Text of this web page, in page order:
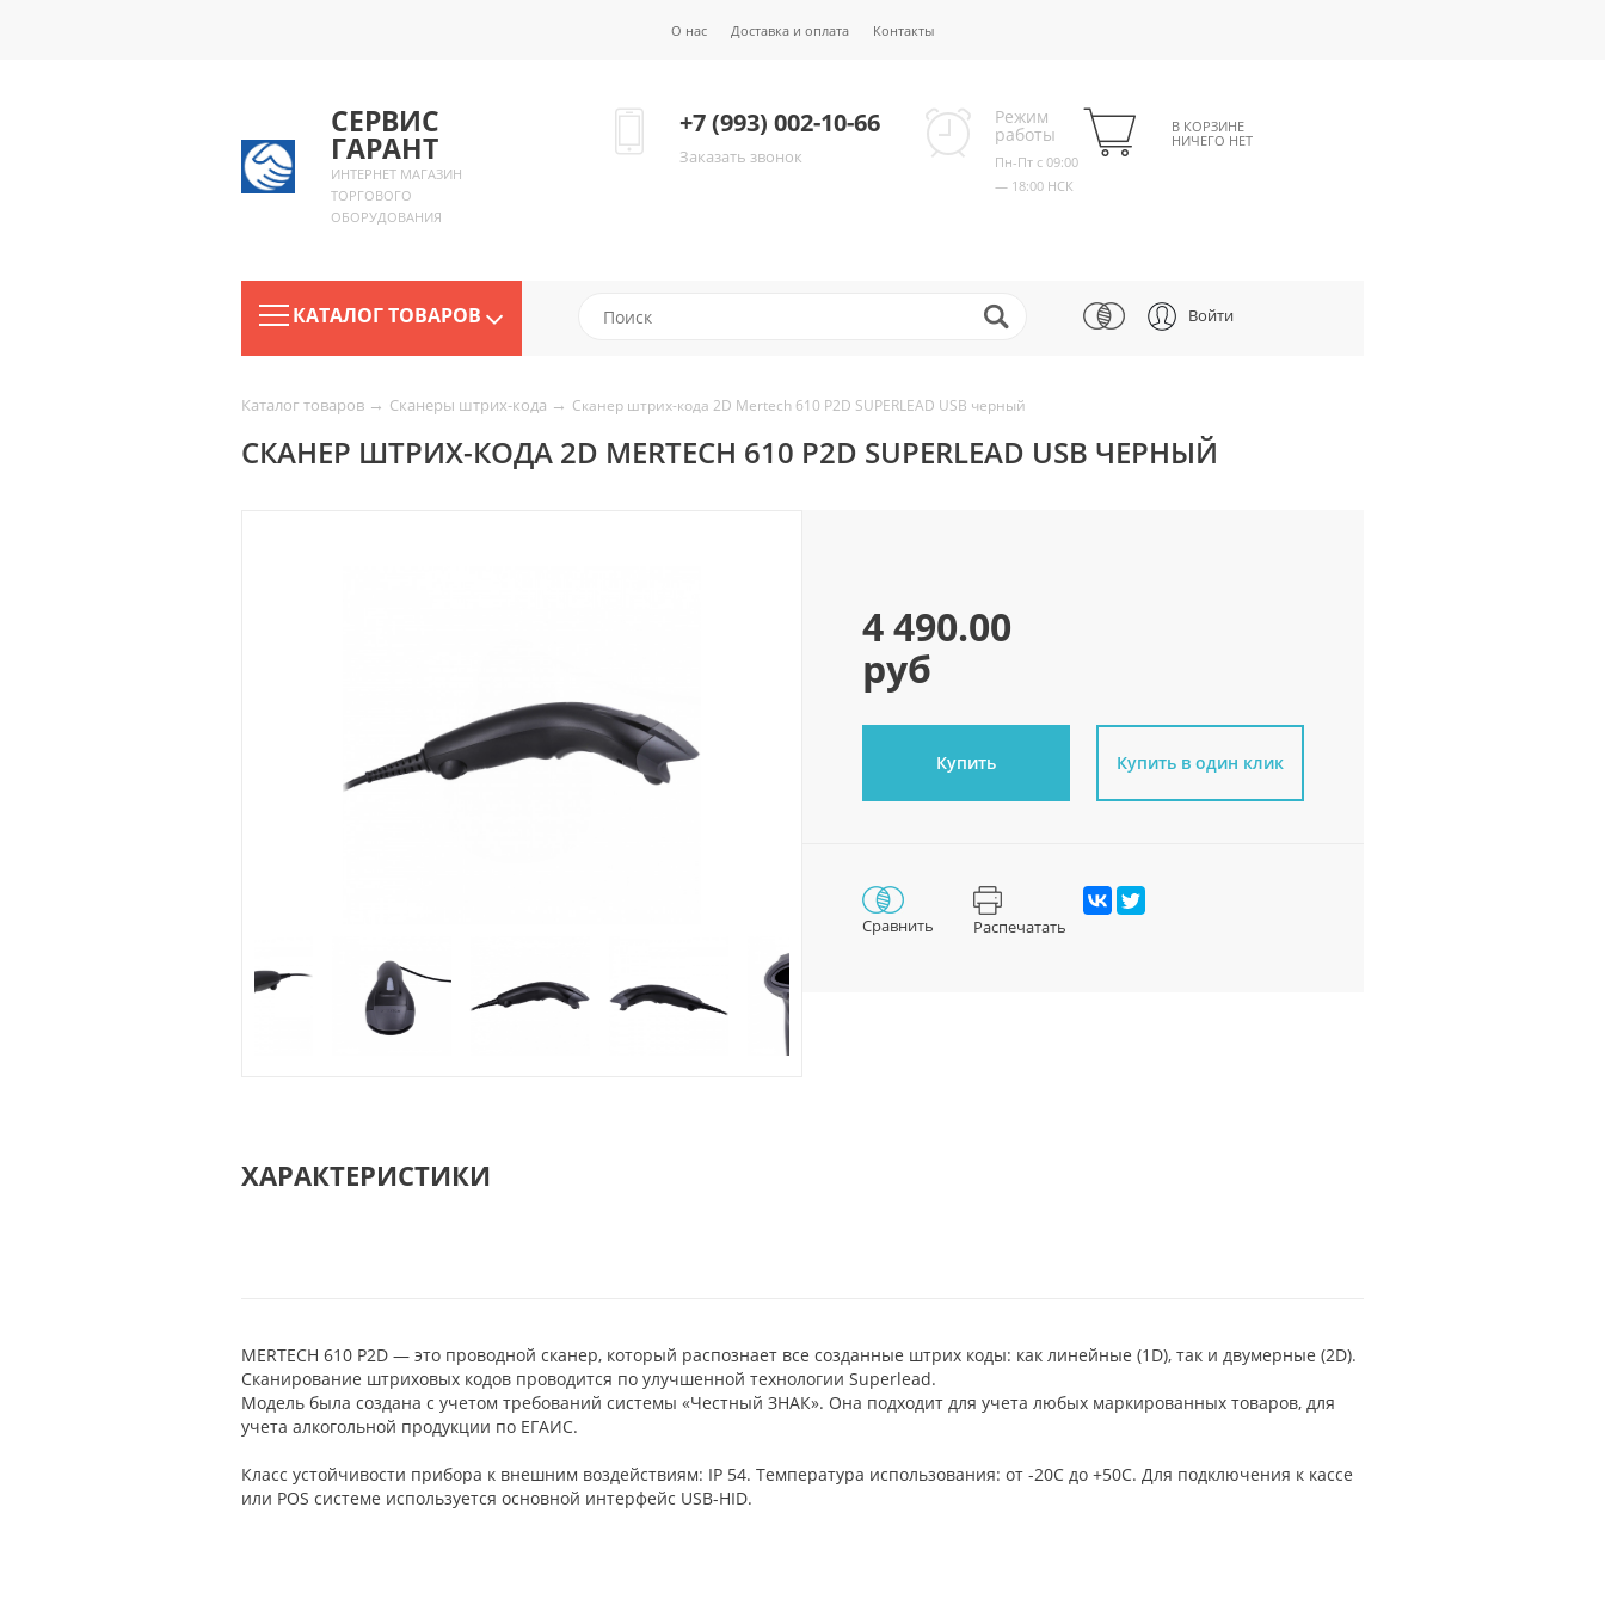
О нас Доставка и оплата Контакты
СЕРВИС
ГАРАНТ
ИНТЕРНЕТ МАГАЗИН
ТОРГОВОГО
ОБОРУДОВАНИЯ
+7 (993) 002-10-66
Заказать звонок
Режим
работы
Пн-Пт с 09:00
— 18:00 НСК
В КОРЗИНЕ
НИЧЕГО НЕТ
КАТАЛОГ ТОВАРОВ Войти
Каталог товаров → Сканеры штрих-кода → Сканер штрих-кода 2D Mertech 610 P2D SUPERLEAD USB черный
СКАНЕР ШТРИХ-КОДА 2D MERTECH 610 P2D SUPERLEAD USB ЧЕРНЫЙ
4 490.00
руб
Купить Купить в один клик
Сравнить Распечатать
ХАРАКТЕРИСТИКИ
MERTECH 610 P2D — это проводной сканер, который распознает все созданные штрих коды: как линейные (1D), так и двумерные (2D).
Сканирование штриховых кодов проводится по улучшенной технологии Superlead.
Модель была создана с учетом требований системы «Честный ЗНАК». Она подходит для учета любых маркированных товаров, для
учета алкогольной продукции по ЕГАИС.
Класс устойчивости прибора к внешним воздействиям: IP 54. Температура использования: от -20С до +50С. Для подключения к кассе
или POS системе используется основной интерфейс USB-HID.